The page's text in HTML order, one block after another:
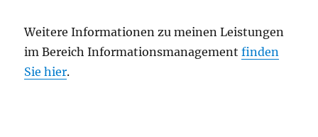
Weitere Informationen zu meinen Leistungen
im Bereich Informationsmanagementfinden
Sie hier.